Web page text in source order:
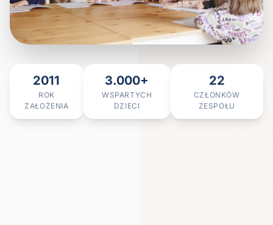
2011
ROK
ZAŁOŻENIA
3.000+
WSPARTYCH
DZIECI
22
CZŁONKÓW
ZESPOŁU